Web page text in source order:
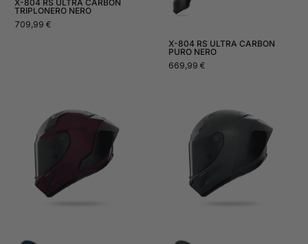
X-804 RS ULTRA CARBON
TRIPLONERO NERO
Prezzo
709,99 €
X-804 RS ULTRA CARBON
PURO NERO
Prezzo
669,99 €